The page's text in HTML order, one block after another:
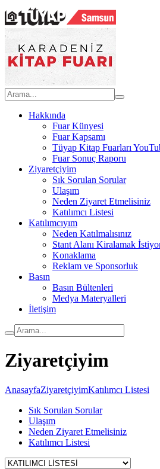
Hakkında
Fuar Künyesi
Fuar Kapsamı
Tüyap Kitap Fuarları
Fuar Sonuç Raporu
Ziyaretçiyim
Sık Sorulan Sorular
Ulaşım
Neden Ziyaret Etmelisiniz
Katılımcı Listesi
Katılımcıyım
Neden Katılmalısınız
Stant Alanı Kiralamak
Konaklama
Reklam ve Sponsorluk
Basın
Basın Bültenleri
Medya Materyalleri
İletişim
Ziyaretçiyim
AnasayfaZiyaretçiyimKatılımcı Listesi
Sık Sorulan Sorular
Ulaşım
Neden Ziyaret Etmelisiniz
Katılımcı Listesi